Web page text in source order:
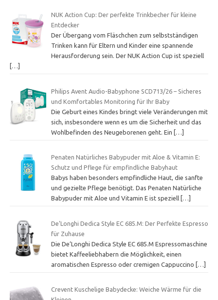
NUK Action Cup: Der perfekte Trinkbecher für kleine
Entdecker
Der Übergang vom Fläschchen zum selbstständigen
Trinken kann für Eltern und Kinder eine spannende
Herausforderung sein. Der NUK Action Cup ist speziell
[…]
Philips Avent Audio-Babyphone SCD713/26 – Sicheres
und Komfortables Monitoring für Ihr Baby
Die Geburt eines Kindes bringt viele Veränderungen mit
sich, insbesondere wenn es um die Sicherheit und das
Wohlbefinden des Neugeborenen geht. Ein […]
Penaten Natürliches Babypuder mit Aloe & Vitamin E:
Schutz und Pflege für empfindliche Babyhaut
Babys haben besonders empfindliche Haut, die sanfte
und gezielte Pflege benötigt. Das Penaten Natürliche
Babypuder mit Aloe und Vitamin E ist speziell […]
De’Longhi Dedica Style EC 685.M: Der Perfekte Espresso
für Zuhause
Die De’Longhi Dedica Style EC 685.M Espressomaschine
bietet Kaffeeliebhabern die Möglichkeit, einen
aromatischen Espresso oder cremigen Cappuccino […]
Crevent Kuschelige Babydecke: Weiche Wärme für die